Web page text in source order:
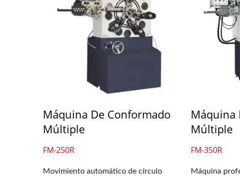
Máquina De Conformado
Múltiple
FM-250R
Movimiento automático de círculo
Máquina
Múltiple
FM-350R
Máquina
Digitalización YC-1200
Serie